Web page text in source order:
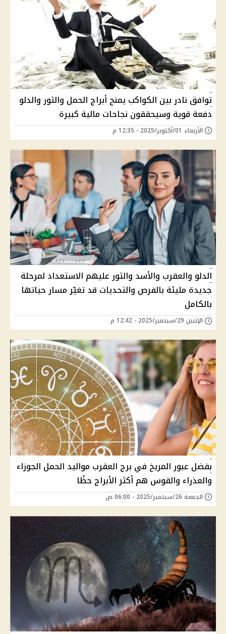
توافق نادر بين الكواكب يمنح أبراج الحمل والثور والدلو
دفعة قوية وسيحققون نجاحات مالية كبيرة
الأربعاء 01/أكتوبر/2025 - 12:35 م
الدلو والعقرب والأسد والثور عليهم الاستعداد لمرحلة
جديدة مليئة بالفرص والتحديات قد تغيّر مسار حياتها
بالكامل
الإثنين 29/سبتمبر/2025 - 12:42 م
بفضل عبور المريخ في برج العقرب مواليد الحمل الجوزاء
والعذراء والقوس هم أكثر الأبراج حظًا
الجمعة 26/سبتمبر/2025 - 06:00 ص